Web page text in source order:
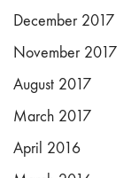
December 2017
November 2017
August 2017
March 2017
April 2016